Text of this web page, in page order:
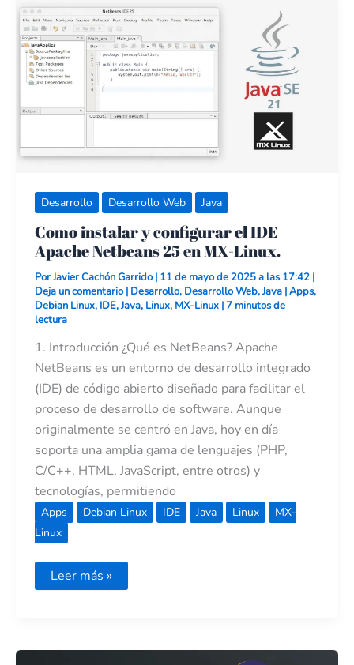
Desarrollo Desarrollo Web Java
Como instalar y configurar el IDE
Apache Netbeans 25 en MX-Linux.
PorJavier Cachón Garrido| 11 de mayo de 2025 a las 17:42 |
Deja un comentario | Desarrollo, Desarrollo Web,Java |Apps,
Debian Linux, IDE,Java, Linux, MX-Linux | 7 minutos de
lectura
1. Introducción ¿Qué es NetBeans? Apache
NetBeans es un entorno de desarrollo integrado
(IDE) de código abierto diseñado para facilitar el
proceso de desarrollo de software. Aunque
originalmente se centró en Java, hoy en día
soporta una amplia gama de lenguajes (PHP,
C/C++, HTML, JavaScript, entre otros) y
tecnologías, permitiendo
Apps Debian Linux IDE Java Linux
MX-
Linux
instalar
y
configurar
el
IDE
Apache
Netbeans
en
Leer más »
Capítulo